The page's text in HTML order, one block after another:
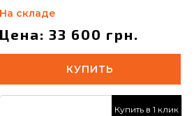
На складе
Цена: 33 600 грн.
КУПИТЬ
Купить в 1 клик